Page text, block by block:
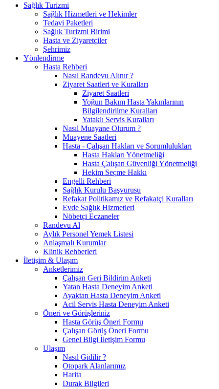
Sağlık Turizmi
Sağlık Hizmetleri ve Hekimler
Tedavi Paketleri
Sağlık Turizmi Birimi
Hasta ve Ziyaretçiler
Şehrimiz
Yönlendirme
Hasta Rehberi
Nasıl Randevu Alınır ?
Ziyaret Saatleri ve Kuralları
Ziyaret Saatleri
Yoğun Bakım Hasta Yakınlarının
Bilgilendirilme Kuralları
Yataklı Servis Kuralları
Nasıl Muayane Olurum ?
Muayene Saatleri
Hasta - Çalışan Hakları ve Sorumlulukları
Hasta Hakları Yönetmeliği
Hasta Çalışan Güvenliği Yönetmeliği
Hekim Seçme Hakkı
Engelli Rehberi
Sağlık Kurulu Başvurusu
Refakat Politikamız ve Refakatçi Kuralları
Evde Sağlık Hizmetleri
Nöbetçi Eczaneler
Randevu Al
Aylık Personel Yemek Listesi
Anlaşmalı Kurumlar
Klinik Rehberleri
İletişim & Ulaşım
Anketlerimiz
Çalışan Geri Bildirim Anketi
Yatan Hasta Deneyim Anketi
Ayaktan Hasta Deneyim Anketi
Acil Servis Hasta Deneyim Anketi
Öneri ve Görüşleriniz
Hasta Görüş Öneri Formu
Çalışan Görüş Öneri Formu
Genel Bilgi İletişim Formu
Ulaşım
Nasıl Gidilir ?
Otopark Alanlarımız
Harita
Durak Bilgileri